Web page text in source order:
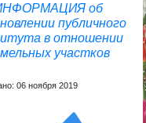
об
публичного
в отношении
участков
06 ноября 2019